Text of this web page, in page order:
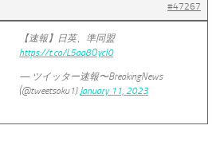
#47267
【速報】日英、準同盟
https://t.co/L5aq8OycI0
— ツイッター速報〜BreakingNews
(@tweetsoku1) January 11, 2023